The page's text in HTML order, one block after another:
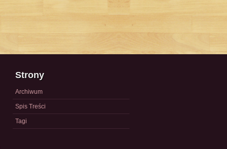
Strony
Archiwum
Spis Treści
Tagi